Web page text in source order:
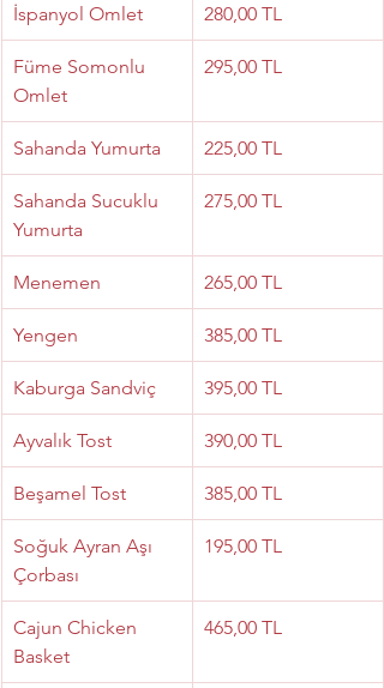
İspanyol Omlet 280,00 TL
Füme Somonlu
Omlet
295,00 TL
Sahanda Yumurta 225,00 TL
Sahanda Sucuklu
Yumurta
275,00 TL
Menemen 265,00 TL
Yengen 385,00 TL
Kaburga Sandviç 395,00 TL
Ayvalık Tost 390,00 TL
Beşamel Tost 385,00 TL
Soğuk Ayran Aşı
Çorbası
195,00 TL
Cajun Chicken
Basket
465,00 TL